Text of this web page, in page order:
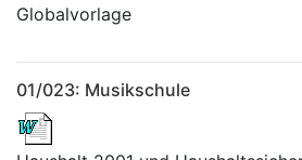
Globalvorlage
01/023: Musikschule